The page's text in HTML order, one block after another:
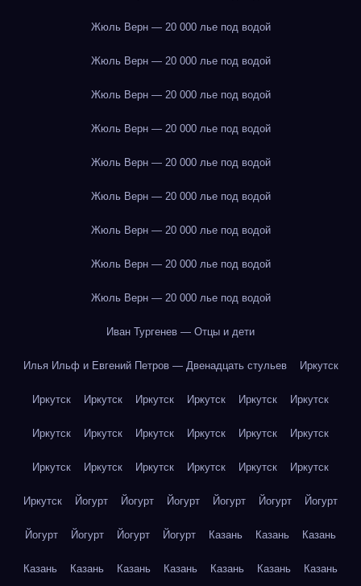
Жюль Верн — 20 000 лье под водой
Жюль Верн — 20 000 лье под водой
Жюль Верн — 20 000 лье под водой
Жюль Верн — 20 000 лье под водой
Жюль Верн — 20 000 лье под водой
Жюль Верн — 20 000 лье под водой
Жюль Верн — 20 000 лье под водой
Жюль Верн — 20 000 лье под водой
Жюль Верн — 20 000 лье под водой
Иван Тургенев — Отцы и дети
Илья Ильф и Евгений Петров — Двенадцать стульев Иркутск
Иркутск Иркутск Иркутск Иркутск Иркутск Иркутск
Иркутск Иркутск Иркутск Иркутск Иркутск Иркутск
Иркутск Иркутск Иркутск Иркутск Иркутск Иркутск
Иркутск Йогурт Йогурт Йогурт Йогурт Йогурт Йогурт
Йогурт Йогурт Йогурт Йогурт Казань Казань Казань
Казань Казань Казань Казань Казань Казань Казань